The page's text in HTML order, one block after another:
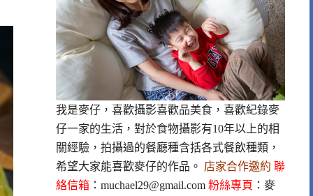
我是麥仔，喜歡攝影喜歡品美食，喜歡紀錄麥
仔一家的生活，對於食物攝影有10年以上的相
關經驗，拍攝過的餐廳種含括各式餐飲種類，
希望大家能喜歡麥仔的作品。 店家合作邀約 聯
絡信箱： muchael29@gmail.com 粉絲專頁 ： 麥